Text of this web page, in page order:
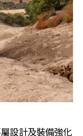
設計及裝備強化